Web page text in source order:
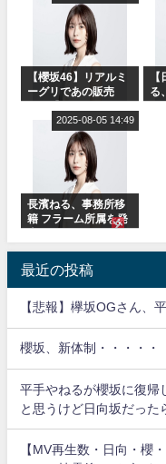
【櫻坂46】リアルミ
ーグリであの販売
Break』オフィシャ
ルグッズ解禁
る
長濱ねる、事務所移
籍 フラーム所属を発
2025-08-05 14:49
最近の投稿
【悲報】欅坂OGさん、
櫻坂、新体制・・・・・
平手やねるが櫻坂に復帰
と思うけど日向坂だった
【MV再生数・日向・櫻